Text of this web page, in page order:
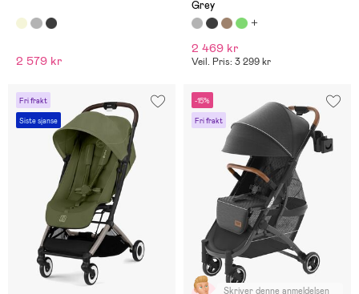
2 579 kr
Grey
2 469 kr
Veil. Pris: 3 299 kr
Fri frakt
Siste sjanse
-15%
Fri frakt
Skriver denne anmeldelsen